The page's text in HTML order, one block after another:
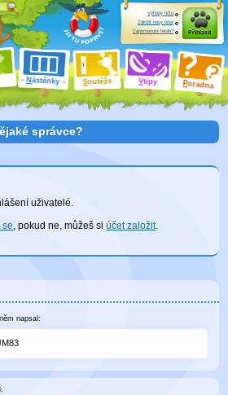
Nástěnky Soutěže Vtipy Poradna
Výhody účtu
Založit nový účet
Zapomenuté heslo?
Přihlásit
správce?
uživatelé.
se, pokud ne, můžeš siúčet založit.
napsal: